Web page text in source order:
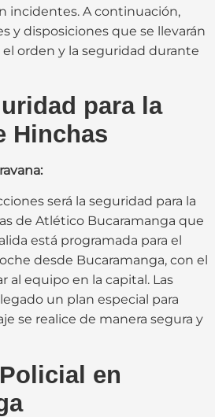
incidentes. A continuación,
y disposiciones que se llevarán
orden y la seguridad durante
para la
Hinchas
será la seguridad para la
de Atlético Bucaramanga que
está programada para el
desde Bucaramanga, con el
al equipo en la capital. Las
un plan especial para
se realice de manera segura y
en